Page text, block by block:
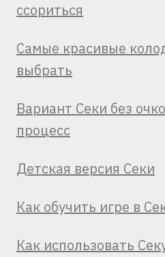
ссориться
Самые красивые
выбрать
Вариант Секи без
процесс
Детская версия Секи
Как обучить игре в
Как использовать